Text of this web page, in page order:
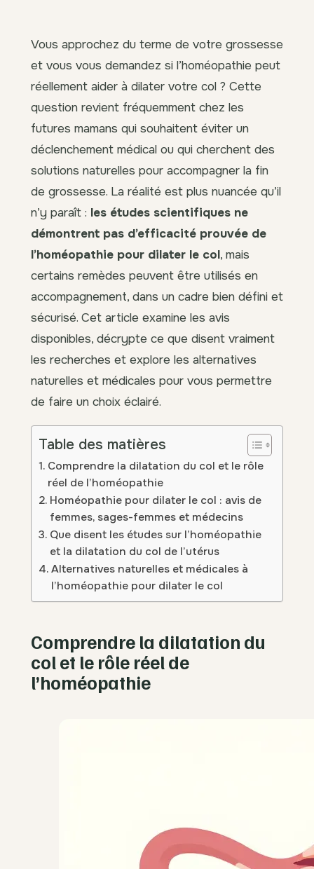
Vous approchez du terme de votre grossesse
et vous vous demandez si l’homéopathie peut
réellement aider à dilater votre col ? Cette
question revient fréquemment chez les
futures mamans qui souhaitent éviter un
déclenchement médical ou qui cherchent des
solutions naturelles pour accompagner la fin
de grossesse. La réalité est plus nuancée qu’il
n’y paraît : les études scientifiques ne
démontrent pas d’efficacité prouvée de
l’homéopathie pour dilater le col, mais
certains remèdes peuvent être utilisés en
accompagnement, dans un cadre bien défini et
sécurisé. Cet article examine les avis
disponibles, décrypte ce que disent vraiment
les recherches et explore les alternatives
naturelles et médicales pour vous permettre
de faire un choix éclairé.
Table des matières
Comprendre la dilatation du col et le rôle
réel de l’homéopathie
Homéopathie pour dilater le col : avis de
femmes, sages-femmes et médecins
Que disent les études sur l’homéopathie
et la dilatation du col de l’utérus
Alternatives naturelles et médicales à
l’homéopathie pour dilater le col
Comprendre la dilatation du
col et le rôle réel de
l’homéopathie